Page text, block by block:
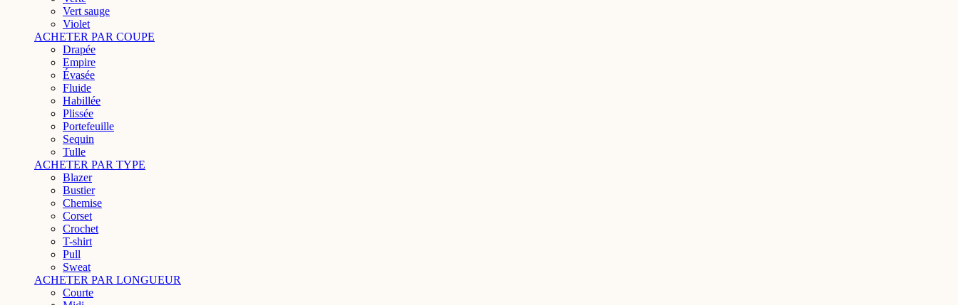
Vert sauge
Violet
ACHETER PAR COUPE
Drapée
Empire
Évasée
Fluide
Habillée
Plissée
Portefeuille
Sequin
Tulle
ACHETER PAR TYPE
Blazer
Bustier
Chemise
Corset
Crochet
T-shirt
Pull
Sweat
ACHETER PAR LONGUEUR
Courte